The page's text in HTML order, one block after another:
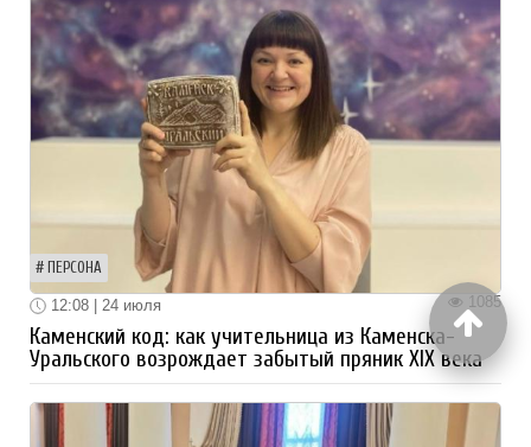
ПЕРСОНА
1085
12:08 | 24 июля
Каменский код: как учительница из Каменска-
Уральского возрождает забытый пряник XIX века